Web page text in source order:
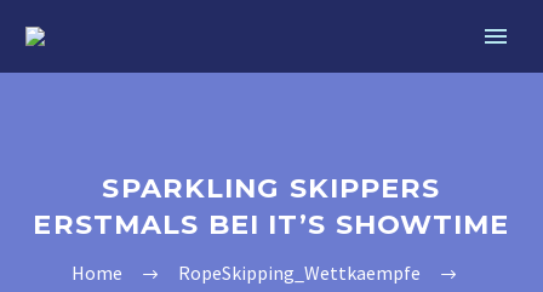
SPARKLING SKIPPERS
ERSTMALS BEI IT’S SHOWTIME
Home
RopeSkipping_Wettkaempfe